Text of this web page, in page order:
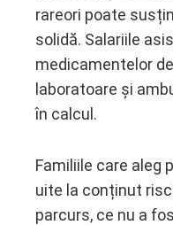
rareori poate
solidă. Salariile
medicamentelor
laboratoare și
în calcul.
Familiile care aleg
uite la conținut
parcurs, ce nu a